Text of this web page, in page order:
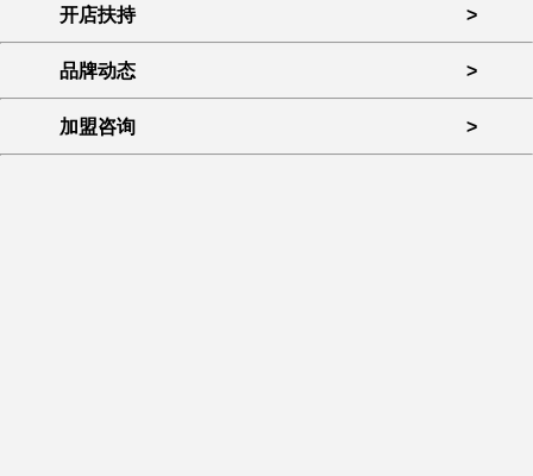
开店扶持 >
品牌动态 >
加盟咨询 >